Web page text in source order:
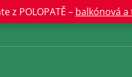
z POLOPATĚ – balkónová